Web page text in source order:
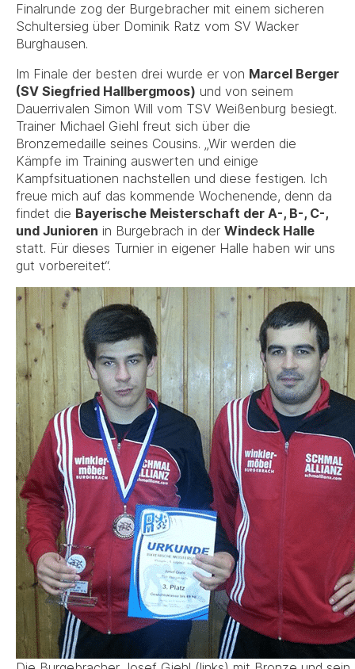
Finalrunde zog der Burgebracher mit einem sicheren
Schultersieg über Dominik Ratz vom SV Wacker
Burghausen.
Im Finale der besten drei wurde er von Marcel Berger
(SV Siegfried Hallbergmoos) und von seinem
Dauerrivalen Simon Will vom TSV Weißenburg besiegt.
Trainer Michael Giehl freut sich über die
Bronzemedaille seines Cousins. „Wir werden die
Kämpfe im Training auswerten und einige
Kampfsituationen nachstellen und diese festigen. Ich
freue mich auf das kommende Wochenende, denn da
findet die Bayerische Meisterschaft der A-, B-, C-,
und Junioren in Burgebrach in der Windeck Halle
statt. Für dieses Turnier in eigener Halle haben wir uns
gut vorbereitet“.